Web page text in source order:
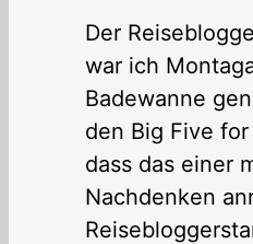
Der
war ich
Badewanne
den Big Five
dass das einer
Nachdenken